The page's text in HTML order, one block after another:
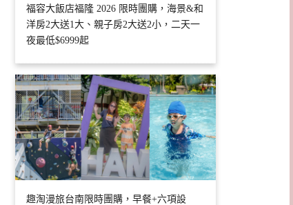
福容大飯店福隆 2026 限時團購，海景&和
洋房2大送1大、親子房2大送2小，二天一
夜最低$6999起
趣淘漫旅台南限時團購，早餐+六項設